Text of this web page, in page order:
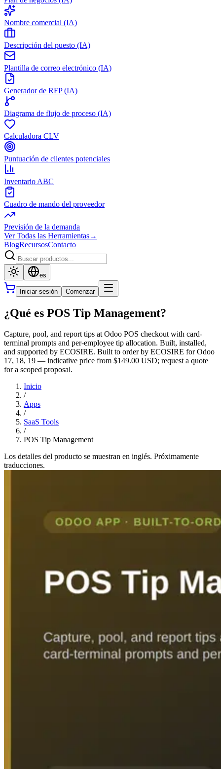
Nombre comercial (IA)
Descripción del puesto (IA)
Plantilla de correo electrónico (IA)
Generador de RFP (IA)
Diagrama de flujo de proceso (IA)
Calculadora CLV
Puntuación de clientes potenciales
Inventario ABC
Cuadro de mando del proveedor
Previsión de la demanda
Ver Todas las Herramientas→
BlogRecursosContacto
es
Iniciar sesión Comenzar
¿Qué es POS Tip Management?
Capture, pool, and report tips at Odoo POS checkout with card-
terminal prompts and per-employee tip allocation. Built, installed,
and supported by ECOSIRE. Built to order by ECOSIRE for Odoo
17, 18, 19 — indicative price from $149.00 USD; request a quote
for a scoped proposal.
Inicio
/
Apps
/
SaaS Tools
/
POS Tip Management
Los detalles del producto se muestran en inglés. Próximamente
traducciones.